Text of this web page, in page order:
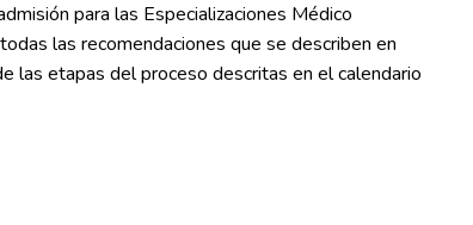
para las Especializaciones Médico
las recomendaciones que se describen en
las etapas del proceso descritas en el calendario